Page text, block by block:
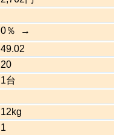
0％
49.02
20
1台
12kg
1